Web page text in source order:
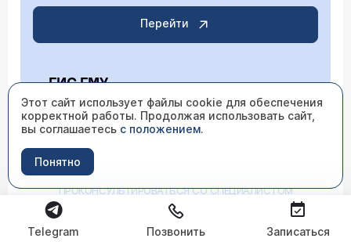
Перейти
ГИС ГМУ
Перейти
ИМЕЮТСЯ ПРОТИВОПОКАЗАНИЯ НЕОБХОДИМО
ПРОКОНСУЛЬТИРОВАТЬСЯ СО СПЕЦИАЛИСТОМ
Этот сайт использует файлы cookie для обеспечения
корректной работы. Продолжая использовать сайт,
вы соглашаетесь с положением.
Понятно
Telegram Позвонить Записаться